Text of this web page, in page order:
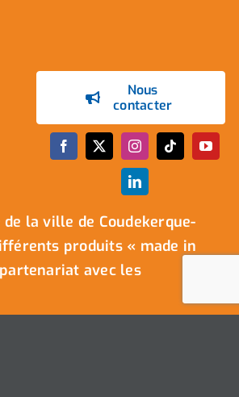
Nous
contacter
la ville de Coudekerque-
produits « made in
avec les